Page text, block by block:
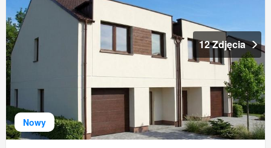
Nowy
12 Zdjęcia